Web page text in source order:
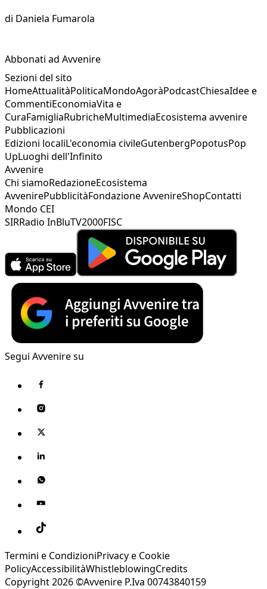
di Daniela Fumarola
Abbonati ad Avvenire
Sezioni del sito
HomeAttualitàPoliticaMondoAgoràPodcastChiesaIdee e
CommentiEconomiaVita e
CuraFamigliaRubricheMultimediaEcosistema avvenire
Pubblicazioni
Edizioni localiL'economia civileGutenbergPopotusPop
UpLuoghi dell'Infinito
Avvenire
Chi siamoRedazioneEcosistema
AvvenirePubblicitàFondazione AvvenireShopContatti
Mondo CEI
SIRRadio InBluTV2000FISC
Segui Avvenire su
Termini e CondizioniPrivacy e Cookie
PolicyAccessibilitàWhistleblowingCredits
Copyright 2026 ©Avvenire P.Iva 00743840159